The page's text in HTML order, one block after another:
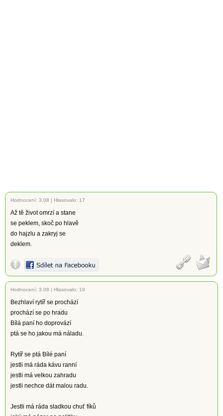
Hodnocení: 3.08 | Hlasovalo: 17
Až tě život omrzí a stane
se peklem, skoč po hlavě
do hajzlu a zakryj se
deklem.
Hodnocení: 3.08 | Hlasovalo: 19
Bezhlaví rytíř se prochází
prochází se po hradu
Bílá paní ho doprovází
ptá se ho jakou má náladu.
Rytíř se ptá Bílé paní
jestli má ráda kávu ranní
jestli má velkou zahradu
jestli nechce dát malou radu.
Jestli má ráda sladkou chuť fíků